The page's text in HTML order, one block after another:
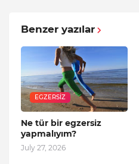
Benzer yazılar
EGZERSIZ
Ne tür bir egzersiz
yapmalıyım?
July 27, 2026